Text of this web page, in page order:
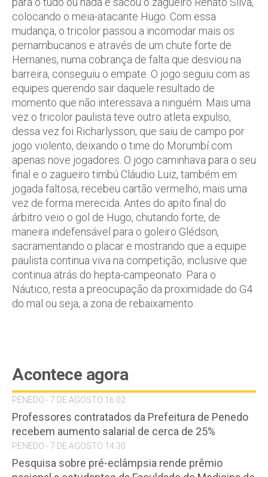
colocando o meia-atacante Hugo. Com essa
mudança, o tricolor passou a incomodar mais os
pernambucanos e através de um chute forte de
Hernanes, numa cobrança de falta que desviou na
barreira, conseguiu o empate. O jogo seguiu com as
equipes querendo sair daquele resultado de
momento que não interessava a ninguém. Mais uma
vez o tricolor paulista teve outro atleta expulso,
dessa vez foi Richarlysson, que saiu de campo por
jogo violento, deixando o time do Morumbí com
apenas nove jogadores. O jogo caminhava para o seu
final e o zagueiro timbú Cláudio Luiz, também em
jogada faltosa, recebeu cartão vermelho, mais uma
vez de forma merecida. Antes do apito final do
árbitro veio o gol de Hugo, chutando forte, de
maneira indefensável para o goleiro Glédson,
sacramentando o placar e mostrando que a equipe
paulista continua viva na competição, inclusive que
continua atrás do hepta-campeonato. Para o
Náutico, resta a preocupação da proximidade do G4
do mal ou seja, a zona de rebaixamento.
Acontece agora
PENEDO - 7 DE AGOSTO 16:02
Professores contratados da Prefeitura de Penedo
recebem aumento salarial de cerca de 25%
PENEDO - 7 DE AGOSTO 14:30
Pesquisa sobre pré-eclâmpsia rende prêmio